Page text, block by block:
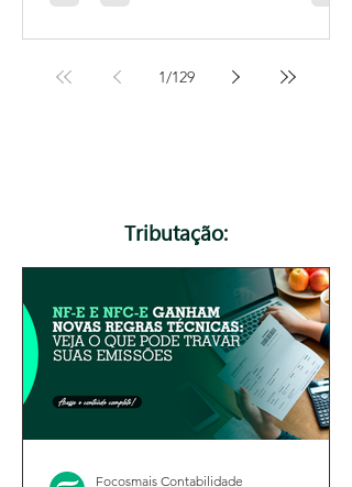
1/129
Tributação:
Focosmais Contabilidade